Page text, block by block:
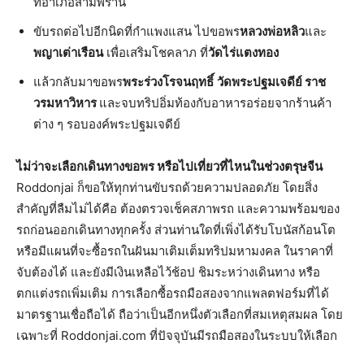
ขับรถต่อไปอีกนิดที่กำแพงแสน ไปขอพรหลวงพ่อหลิวและ
พญาเต่าเรือนเพื่อเสริมโชคลาภ ที่วัดไร่แตงทอง
แล้วกลับมาขอพรพระร่วงโรจนฤทธิ์ วัดพระปฐมเจดีย์ ราช
วรมหาวิหารและจบทริปอิ่มท้องกับอาหารอร่อยจากร้านค้า
ต่าง ๆ รอบองค์พระปฐมเจดีย์
ไม่ว่าจะเลือกเดินทางขอพร หรือไปเที่ยวที่ไหนในช่วงตรุษจีน
Roddonjai ก็ขอให้ทุกท่านขับรถด้วยความปลอดภัย โดยสิ่ง
สำคัญที่ลืมไม่ได้คือ ต้องตรวจเช็คสภาพรถ และความพร้อมของ
รถก่อนออกเดินทางทุกครั้ง ส่วนท่านใดที่เพิ่งได้รับโบนัสก้อนโต
หรือมีแผนที่จะซื้อรถในฝันมาเติมเต็มทริปมหามงคล ในราคาที่
จับต้องได้ และยังมีเงินเหลือไว้ช้อป ชิมระหว่างเดินทาง หรือ
ตกแต่งรถเพิ่มเติม การเลือกซื้อรถมือสองจากแพลตฟอร์มที่ได้
มาตรฐานเชื่อถือได้ ถือว่าเป็นอีกหนึ่งตัวเลือกที่สมเหตุสมผล โดย
เฉพาะที่ Roddonjai.com ที่ปัจจุบันมีรถมือสองในระบบให้เลือก